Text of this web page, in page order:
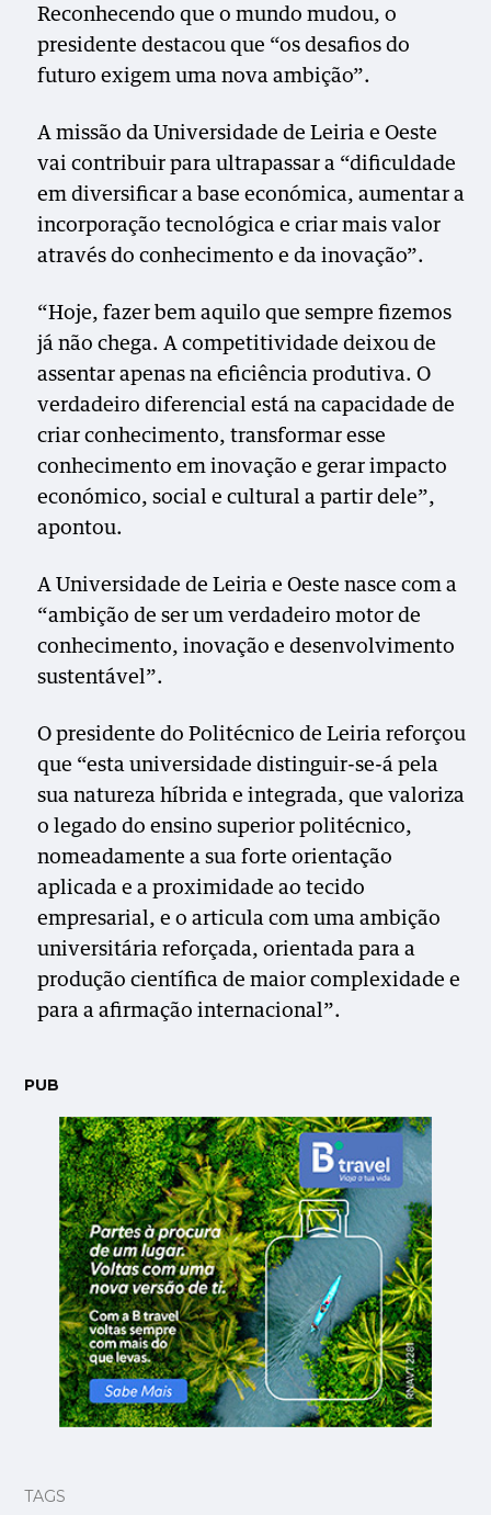
Reconhecendo que o mundo mudou, o
presidente destacou que “os desafios do
futuro exigem uma nova ambição”.
A missão da Universidade de Leiria e Oeste
vai contribuir para ultrapassar a “dificuldade
em diversificar a base económica, aumentar a
incorporação tecnológica e criar mais valor
através do conhecimento e da inovação”.
“Hoje, fazer bem aquilo que sempre fizemos
já não chega. A competitividade deixou de
assentar apenas na eficiência produtiva. O
verdadeiro diferencial está na capacidade de
criar conhecimento, transformar esse
conhecimento em inovação e gerar impacto
económico, social e cultural a partir dele”,
apontou.
A Universidade de Leiria e Oeste nasce com a
“ambição de ser um verdadeiro motor de
conhecimento, inovação e desenvolvimento
sustentável”.
O presidente do Politécnico de Leiria reforçou
que “esta universidade distinguir-se-á pela
sua natureza híbrida e integrada, que valoriza
o legado do ensino superior politécnico,
nomeadamente a sua forte orientação
aplicada e a proximidade ao tecido
empresarial, e o articula com uma ambição
universitária reforçada, orientada para a
produção científica de maior complexidade e
para a afirmação internacional”.
PUB
TAGS